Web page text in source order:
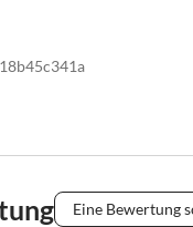
Eine Bewertung